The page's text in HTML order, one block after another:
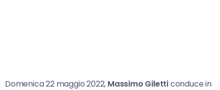
Domenica 22 maggio 2022, Massimo Giletticonduce in